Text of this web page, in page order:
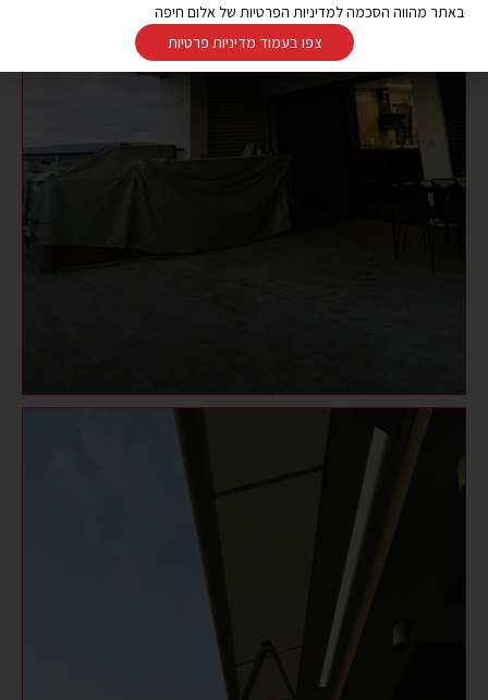
באתר מהווה הסכמה למדיניות הפרטיות של אלום חיפה
צפו בעמוד מדיניות פרטיות